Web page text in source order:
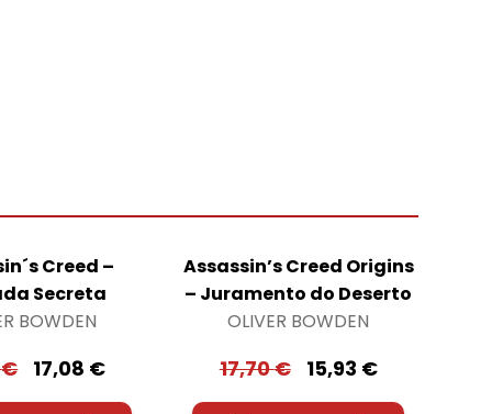
Creed –
Secreta
BOWDEN
€ 17,08 €
Assassin’s Creed Origins
– Juramento do Deserto
OLIVER BOWDEN
17,70€ 15,93 €